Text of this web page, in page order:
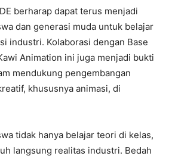
berharap dapat terus menjadi
dan generasi muda untuk belajar
industri. Kolaborasi dengan Base
Animation ini juga menjadi bukti
mendukung pengembangan
khususnya animasi, di
tidak hanya belajar teori di kelas,
langsung realitas industri. Bedah